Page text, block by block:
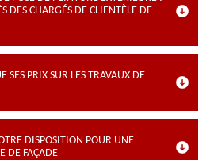
DES CHARGÉS DE CLIENTÈLE DE
SES PRIX SUR LES TRAVAUX DE
DISPOSITION POUR UNE
DE FAÇADE